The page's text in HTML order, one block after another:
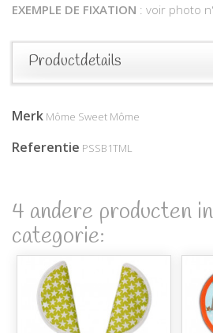
EXEMPLE DE FIXATION : voir photo
Productdetails
Merk Môme Sweet Môme
Referentie PSSB1TML
4 andere producten
categorie: